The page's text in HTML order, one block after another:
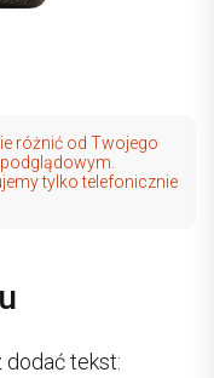
różnić od Twojego
tylko telefonicznie
tekst: